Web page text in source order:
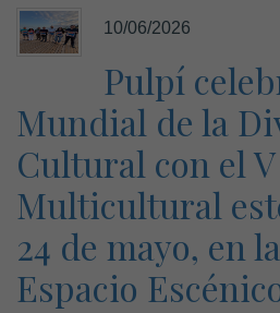
10/06/2026
Pulpí
Mundial de la
Cultural con el
Multicultural
24 de mayo, en
Espacio